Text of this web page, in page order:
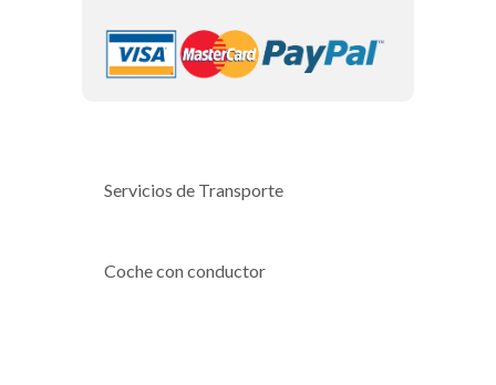
Servicios de Transporte
Coche con conductor